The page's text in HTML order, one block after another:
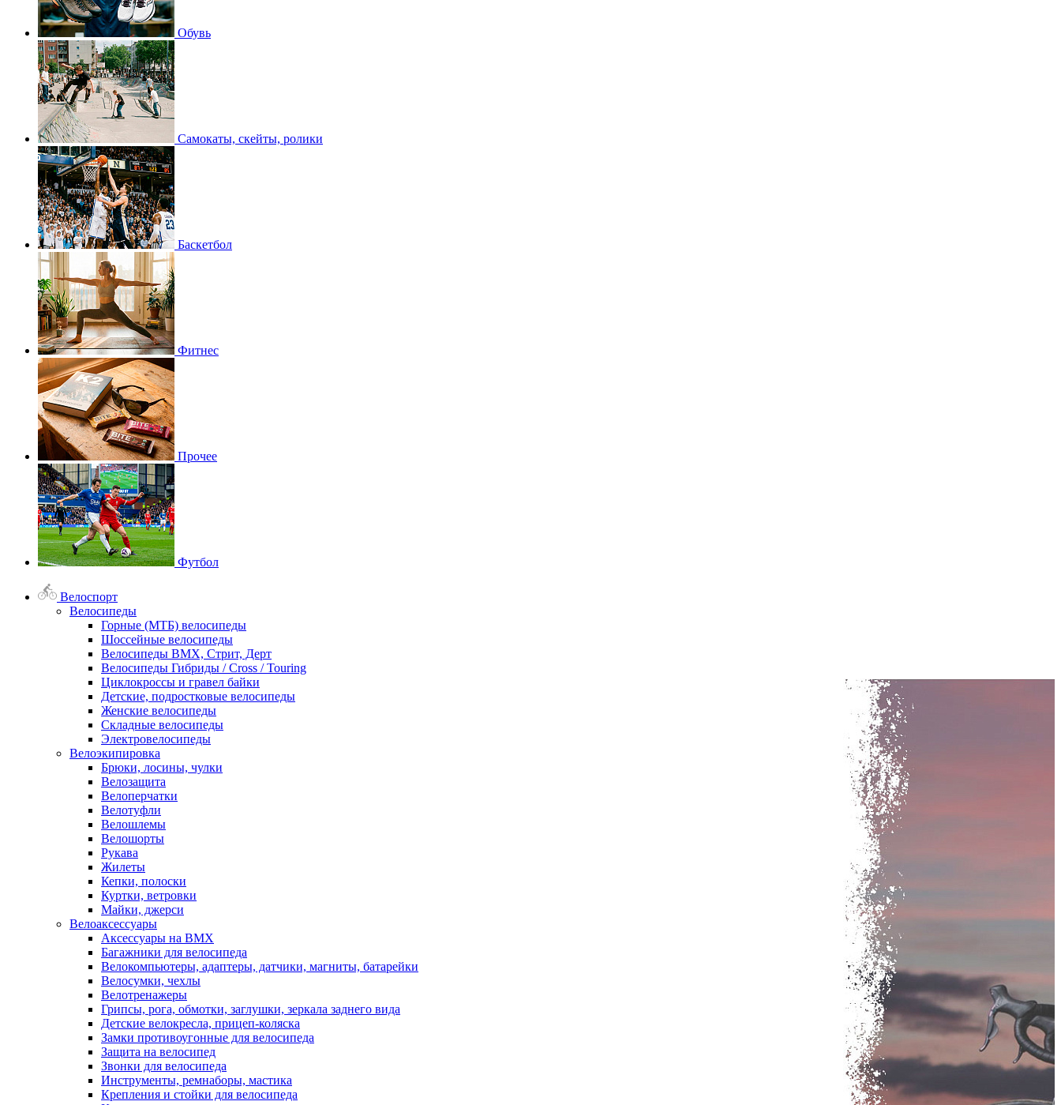
Обувь
Самокаты, скейты, ролики
Баскетбол
Фитнес
Прочее
Футбол
Велоспорт
Велосипеды
Горные (МТБ) велосипеды
Шоссейные велосипеды
Велосипеды BMX, Стрит, Дерт
Велосипеды Гибриды / Cross / Touring
Циклокроссы и гравел байки
Детские, подростковые велосипеды
Женские велосипеды
Складные велосипеды
Электровелосипеды
Велоэкипировка
Брюки, лосины, чулки
Велозащита
Велоперчатки
Велотуфли
Велошлемы
Велошорты
Рукава
Жилеты
Кепки, полоски
Куртки, ветровки
Майки, джерси
Велоаксессуары
Аксессуары на BMX
Багажники для велосипеда
Велокомпьютеры, адаптеры, датчики, магниты, батарейки
Велосумки, чехлы
Велотренажеры
Грипсы, рога, обмотки, заглушки, зеркала заднего вида
Детские велокресла, прицеп-коляска
Замки противоугонные для велосипеда
Защита на велосипед
Звонки для велосипеда
Инструменты, ремнаборы, мастика
Крепления и стойки для велосипеда